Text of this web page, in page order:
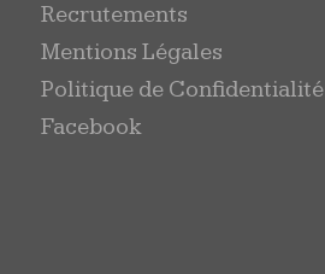
Recrutements
Mentions Légales
Politique de Confidentialité
Facebook